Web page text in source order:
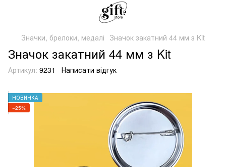
Значки, брелоки, медалі Значок закатний 44 мм з Kit
Значок закатний 44 мм з Kit
Артикул: 9231 Написати відгук
НОВИНКА
−25%